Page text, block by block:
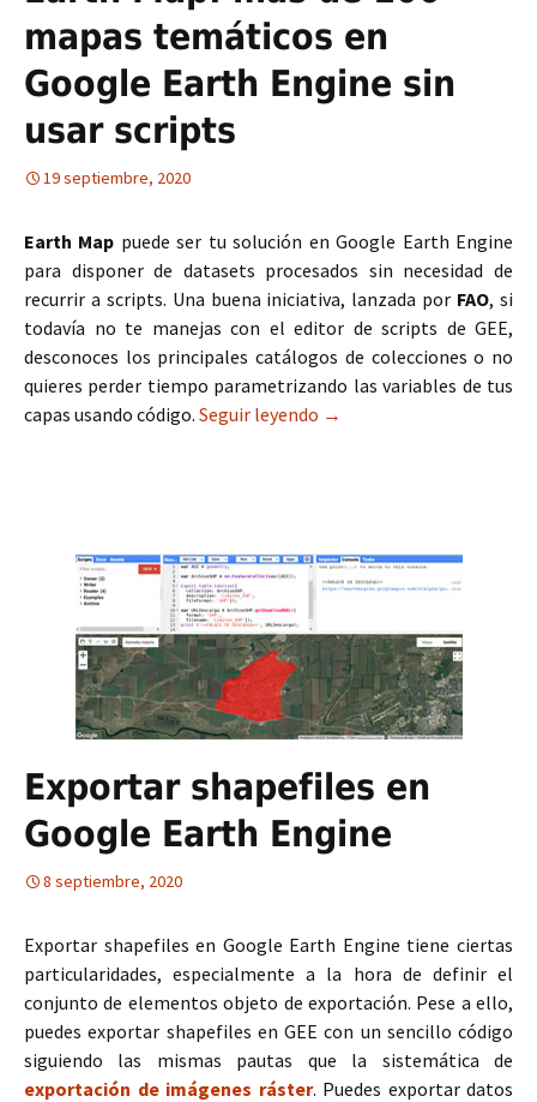
mapas temáticos en
Google Earth Engine sin
usar scripts
19 septiembre, 2020
Earth Map puede ser tu solución en Google Earth Engine
para disponer de datasets procesados sin necesidad de
recurrir a scripts. Una buena iniciativa, lanzada por FAO, si
todavía no te manejas con el editor de scripts de GEE,
desconoces los principales catálogos de colecciones o no
quieres perder tiempo parametrizando las variables de tus
capas usando código. Seguir leyendo Earth Map: más de 100
→
Exportar shapefiles en
Google Earth Engine
8 septiembre, 2020
Exportar shapefiles en Google Earth Engine tiene ciertas
particularidades, especialmente a la hora de definir el
conjunto de elementos objeto de exportación. Pese a ello,
puedes exportar shapefiles en GEE con un sencillo código
siguiendo las mismas pautas que la sistemática de
exportación de imágenes ráster. Puedes exportar datos